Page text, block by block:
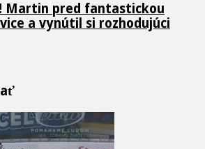
Martin pred fantastickou
a vynútil si rozhodujúci